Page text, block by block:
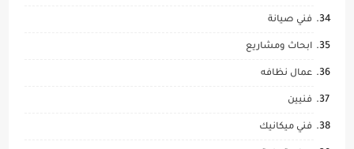
فني صيانة
ابحاث ومشاريع
عمال نظافه
فنيين
فني ميكانيك